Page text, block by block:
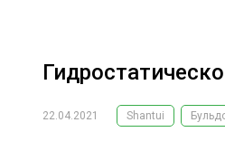
22.04.2021 Shantui